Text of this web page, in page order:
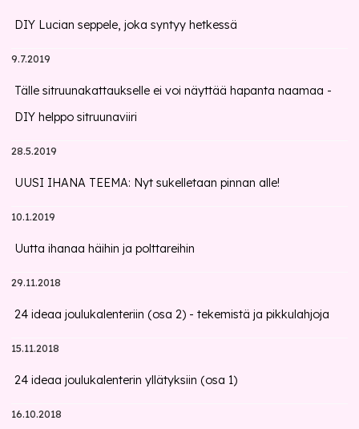
DIY Lucian seppele, joka syntyy hetkessä
9.7.2019
Tälle sitruunakattaukselle ei voi näyttää hapanta naamaa -
DIY helppo sitruunaviiri
28.5.2019
UUSI IHANA TEEMA: Nyt sukelletaan pinnan alle!
10.1.2019
Uutta ihanaa häihin ja polttareihin
29.11.2018
24 ideaa joulukalenteriin (osa 2) - tekemistä ja pikkulahjoja
15.11.2018
24 ideaa joulukalenterin yllätyksiin (osa 1)
16.10.2018